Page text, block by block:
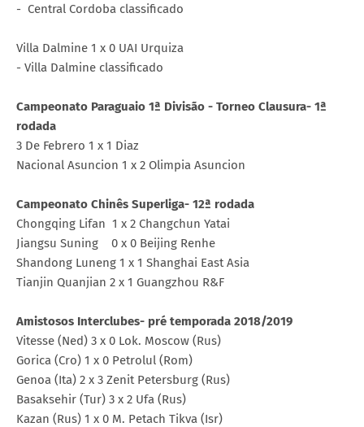
- Central Cordoba classificado
Villa Dalmine 1 x 0 UAI Urquiza
- Villa Dalmine classificado
Campeonato Paraguaio 1ª Divisão - Torneo Clausura- 1ª
rodada
3 De Febrero 1 x 1 Diaz
Nacional Asuncion 1 x 2 Olimpia Asuncion
Campeonato Chinês Superliga- 12ª rodada
Chongqing Lifan 1 x 2 Changchun Yatai
Jiangsu Suning 0 x 0 Beijing Renhe
Shandong Luneng 1 x 1 Shanghai East Asia
Tianjin Quanjian 2 x 1 Guangzhou R&F
Amistosos Interclubes- pré temporada 2018/2019
Vitesse (Ned) 3 x 0 Lok. Moscow (Rus)
Gorica (Cro) 1 x 0 Petrolul (Rom)
Genoa (Ita) 2 x 3 Zenit Petersburg (Rus)
Basaksehir (Tur) 3 x 2 Ufa (Rus)
Kazan (Rus) 1 x 0 M. Petach Tikva (Isr)